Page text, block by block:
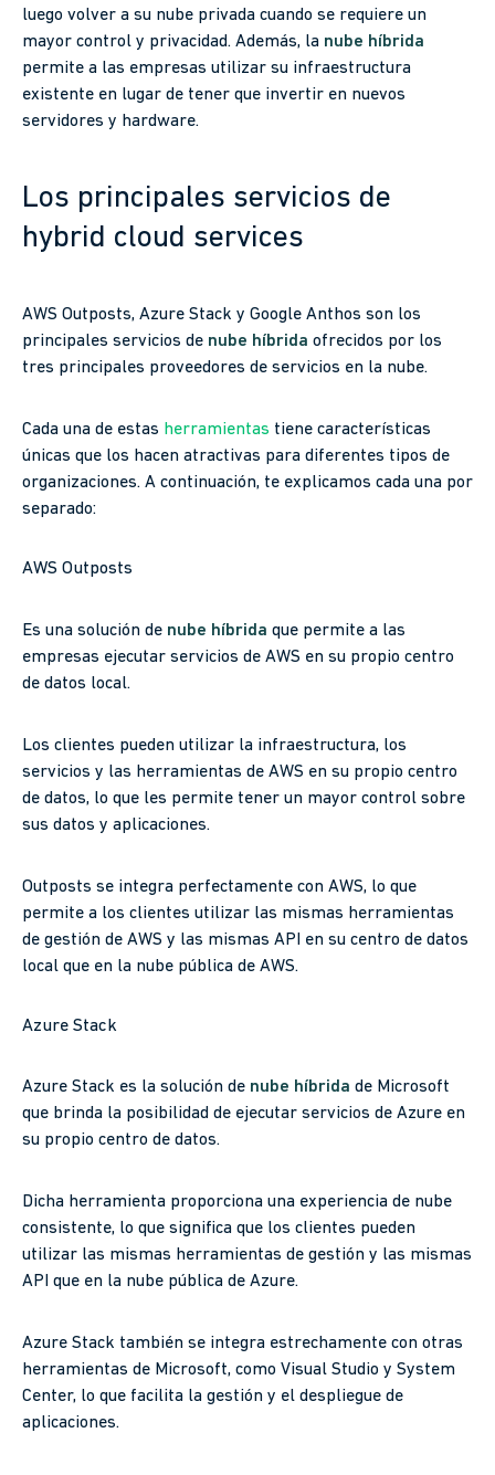
luego volver a su nube privada cuando se requiere un
mayor control y privacidad. Además, la nube híbrida
permite a las empresas utilizar su infraestructura
existente en lugar de tener que invertir en nuevos
servidores y hardware.
Los principales servicios de
hybrid cloud services
AWS Outposts, Azure Stack y Google Anthos son los
principales servicios de nube híbrida ofrecidos por los
tres principales proveedores de servicios en la nube.
Cada una de estas herramientas tiene características
únicas que los hacen atractivas para diferentes tipos de
organizaciones. A continuación, te explicamos cada una por
separado:
AWS Outposts
Es una solución de nube híbrida que permite a las
empresas ejecutar servicios de AWS en su propio centro
de datos local.
Los clientes pueden utilizar la infraestructura, los
servicios y las herramientas de AWS en su propio centro
de datos, lo que les permite tener un mayor control sobre
sus datos y aplicaciones.
Outposts se integra perfectamente con AWS, lo que
permite a los clientes utilizar las mismas herramientas
de gestión de AWS y las mismas API en su centro de datos
local que en la nube pública de AWS.
Azure Stack
Azure Stack es la solución de nube híbrida de Microsoft
que brinda la posibilidad de ejecutar servicios de Azure en
su propio centro de datos.
Dicha herramienta proporciona una experiencia de nube
consistente, lo que significa que los clientes pueden
utilizar las mismas herramientas de gestión y las mismas
API que en la nube pública de Azure.
Azure Stack también se integra estrechamente con otras
herramientas de Microsoft, como Visual Studio y System
Center, lo que facilita la gestión y el despliegue de
aplicaciones.